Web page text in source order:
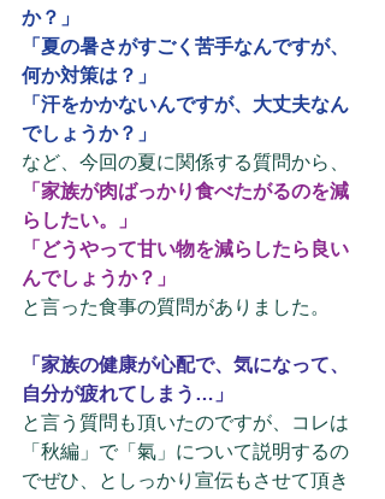
か？」
「夏の暑さがすごく苦手なんですが、
何か対策は？」
「汗をかかないんですが、大丈夫なん
でしょうか？」
など、今回の夏に関係する質問から、
「家族が肉ばっかり食べたがるのを減
らしたい。」
「どうやって甘い物を減らしたら良い
んでしょうか？」
と言った食事の質問がありました。
「家族の健康が心配で、気になって、
自分が疲れてしまう…」
と言う質問も頂いたのですが、コレは
「秋編」で「氣」について説明するの
でぜひ、としっかり宣伝もさせて頂き